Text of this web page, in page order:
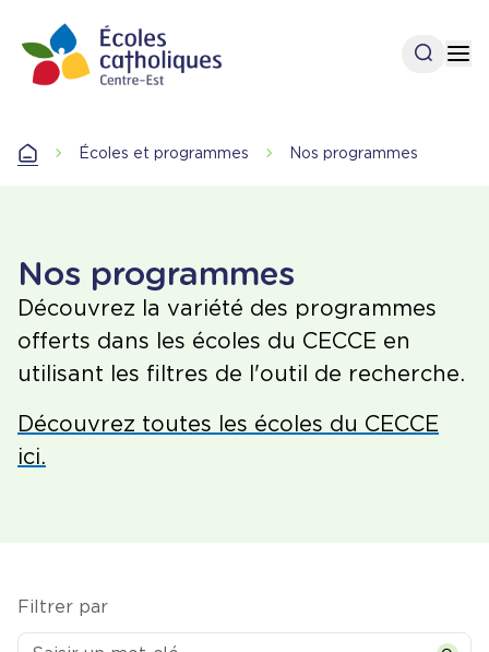
contenu
principal
Ouvrir
AccueilÉcoles et programmes Nos programmes
Nos programmes
Découvrez la variété des programmes
offerts dans les écoles du CECCE en
utilisant les filtres de l'outil de recherche.
Découvrez toutes les écoles du CECCE
ici.
Filtrer par